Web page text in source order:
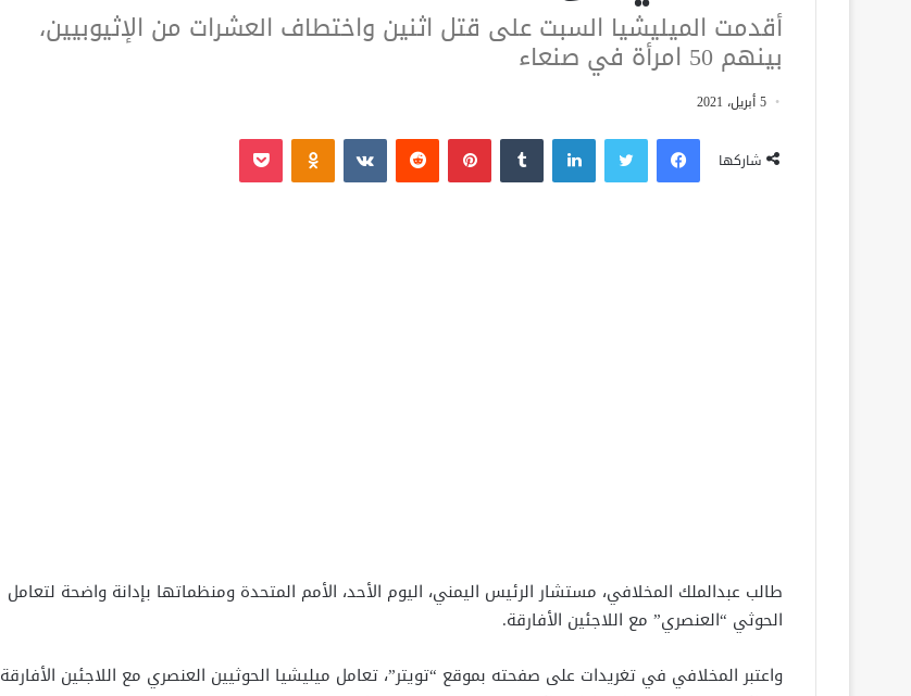
أقدمت الميليشيا السبت على قتل اثنين واختطاف العشرات من الإثيوبيين،
بينهم 50 امرأة في صنعاء
5 أبريل، 2021
شاركها
فيسبوك لينكدإن بينتيريست
طالب عبدالملك المخلافي، مستشار الرئيس اليمني، اليوم الأحد، الأمم المتحدة ومنظماتها بإدانة واضحة لتعامل
الحوثي “العنصري” مع اللاجئين الأفارقة.
واعتبر المخلافي في تغريدات على صفحته بموقع “تويتر”، تعامل ميليشيا الحوثيين العنصري مع اللاجئين الأفارقة